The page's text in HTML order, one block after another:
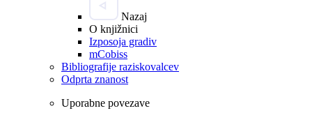
Nazaj
O knjižnici
Izposoja gradiv
mCobiss
Bibliografije raziskovalcev
Odprta znanost
Uporabne povezave